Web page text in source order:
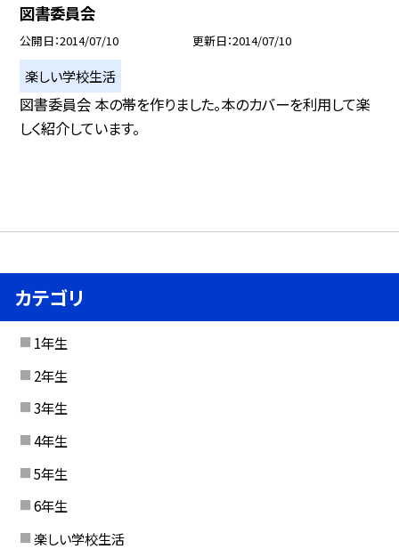
図書委員会
公開日 2014/07/10 更新日 2014/07/10
楽しい学校生活
図書委員会 本の帯を作りました。本のカバーを利用して楽
しく紹介しています。
カテゴリ
1年生
2年生
3年生
4年生
5年生
6年生
楽しい学校生活